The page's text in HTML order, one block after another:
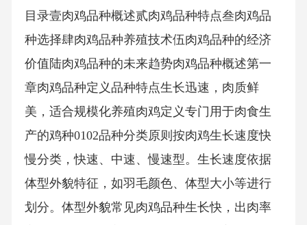
目录壹肉鸡品种概述贰肉鸡品种特点叁肉鸡品
种选择肆肉鸡品种养殖技术伍肉鸡品种的经济
价值陆肉鸡品种的未来趋势肉鸡品种概述第一
章肉鸡品种定义品种特点生长迅速，肉质鲜
美，适合规模化养殖肉鸡定义专门用于肉食生
产的鸡种0102品种分类原则按肉鸡生长速度快
慢分类，快速、中速、慢速型。生长速度依据
体型外貌特征，如羽毛颜色、体型大小等进行
划分。体型外貌常见肉鸡品种生长快，出肉率